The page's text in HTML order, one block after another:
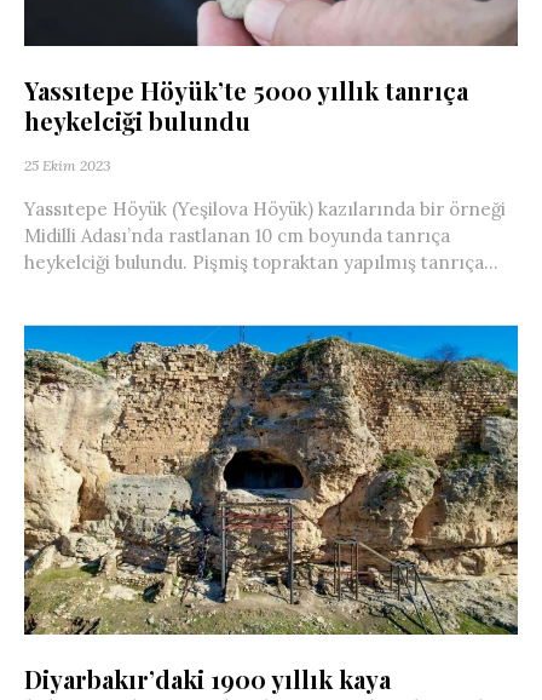
Yassıtepe Höyük’te 5000 yıllık tanrıça
heykelciği bulundu
25 Ekim 2023
Yassıtepe Höyük (Yeşilova Höyük) kazılarında bir örneği
Midilli Adası’nda rastlanan 10 cm boyunda tanrıça
heykelciği bulundu. Pişmiş topraktan yapılmış tanrıça...
Diyarbakır’daki 1900 yıllık kaya